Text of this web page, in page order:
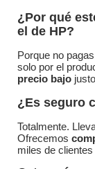
¿Por qué
el de HP?
Porque no
solo por el
precio bajo
¿Es seguro
Totalmente.
Ofrecemos
miles de